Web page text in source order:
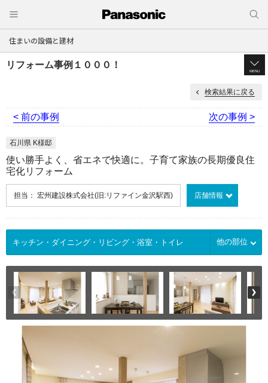
住まいの設備と建材
リフォーム事例１０００！
MENU
検索結果に戻る
< 前の事例 次の事例 >
石川県 K様邸
使い勝手よく、省エネで快適に。子育て家族の長期優良住
宅化リフォーム
担当： 宏州建設株式会社(旧:リファイン金沢駅西) 店舗情報
他の部位